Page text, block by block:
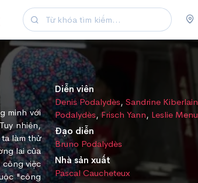
minh với
nhiên,
làm thử
lai của
việc
"công
Diễn viên
Denis Podalydès,Sandrine Kiberlain
Podalydès, Frisch Yann, Leslie Menu
Đạo diễn
Bruno Podalydès
Nhà sản xuất
Pascal Caucheteux